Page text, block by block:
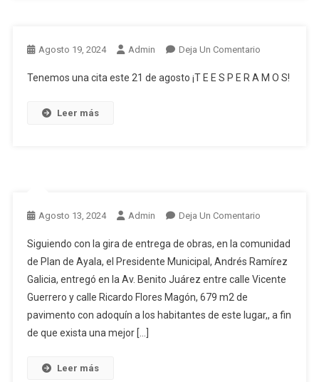
Agosto 19, 2024 Admin Deja Un ComentarioEn
Tenemos una cita este 21 de agosto ¡T E E S P E R A M O S!
Leer más
Agosto 13, 2024 Admin Deja Un Comentario
Siguiendo con la gira de entrega de obras, en la comunidad
de Plan de Ayala, el Presidente Municipal, Andrés Ramírez
Galicia, entregó en la Av. Benito Juárez entre calle Vicente
Guerrero y calle Ricardo Flores Magón, 679 m2 de
pavimento con adoquín a los habitantes de este lugar,, a fin
de que exista una mejor […]
Leer más